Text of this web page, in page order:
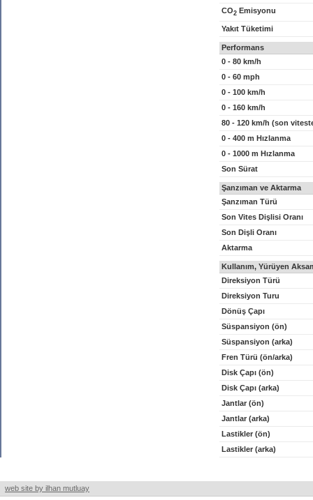
CO2 Emisyonu
Yakıt Tüketimi
Performans
0 - 80 km/h
0 - 60 mph
0 - 100 km/h
0 - 160 km/h
80 - 120 km/h (son
0 - 400 m Hızlanma
0 - 1000 m Hızlanma
Son Sürat
Şanzıman ve Aktarma
Şanzıman Türü
Son Vites Dişlisi Oranı
Son Dişli Oranı
Aktarma
Kullanım, Yürüyen
Direksiyon Türü
Direksiyon Turu
Dönüş Çapı
Süspansiyon (ön)
Süspansiyon (arka)
Fren Türü (ön/arka)
Disk Çapı (ön)
Disk Çapı (arka)
Jantlar (ön)
Jantlar (arka)
Lastikler (ön)
Lastikler (arka)
web site by ilhan mutluay